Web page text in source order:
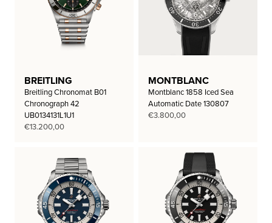
BREITLING
Breitling Chronomat B01
Chronograph 42
UB0134131L1U1
€13.200,00
MONTBLANC
Montblanc 1858 Iced Sea
Automatic Date 130807
€3.800,00